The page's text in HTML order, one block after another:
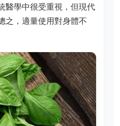
醫學中很受重視，但現代
之，適量使用對身體不